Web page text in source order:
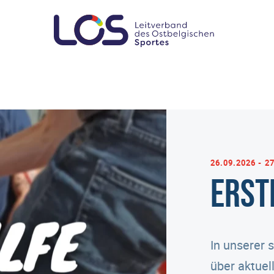
26.09.2026 -
In unserer
über